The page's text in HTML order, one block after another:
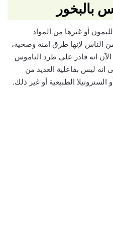
بالبخور
أو غيرها من المواد
الناس لإنها طرق امنه وصحية،
انه قادر على طرد الناموس
ليس بفاعلية العديد من
السترونيلا الطبيعية أو غير ذلك.